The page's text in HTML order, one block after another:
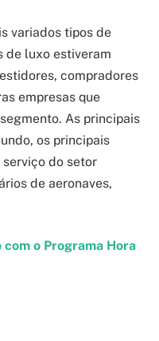
variados tipos de
de luxo estiveram
compradores
empresas que
As principais
os principais
do setor
de aeronaves,
com o Programa Hora